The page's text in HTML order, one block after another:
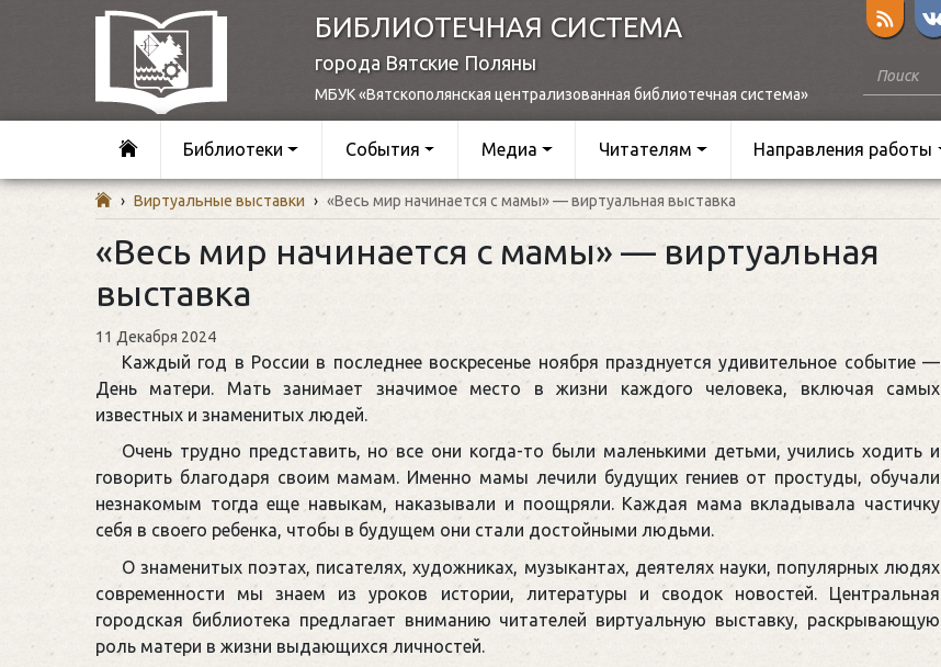
БИБЛИОТЕЧНАЯ СИСТЕМА
города Вятские Поляны
МБУК «Вятскополянская централизованная библиотечная система»
Библиотеки События Медиа Читателям Направления работы
› Виртуальные выставки › «Весь мир начинается с мамы» — виртуальная выставка
«Весь мир начинается с мамы» — виртуальная
выставка
11 Декабря 2024
Каждый год в России в последнее воскресенье ноября празднуется удивительное событие —
День матери. Мать занимает значимое место в жизни каждого человека, включая самых
известных и знаменитых людей.
Очень трудно представить, но все они когда-то были маленькими детьми, учились ходить и
говорить благодаря своим мамам. Именно мамы лечили будущих гениев от простуды, обучали
незнакомым тогда еще навыкам, наказывали и поощряли. Каждая мама вкладывала частичку
себя в своего ребенка, чтобы в будущем они стали достойными людьми.
О знаменитых поэтах, писателях, художниках, музыкантах, деятелях науки, популярных людях
современности мы знаем из уроков истории, литературы и сводок новостей. Центральная
городская библиотека предлагает вниманию читателей виртуальную выставку, раскрывающую
роль матери в жизни выдающихся личностей.